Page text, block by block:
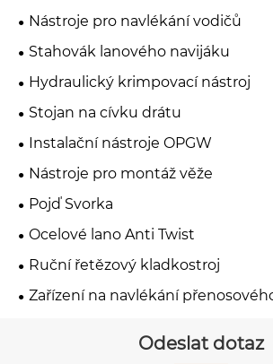
Nástroje pro navlékání vodičů
Stahovák lanového navijáku
Hydraulický krimpovací nástroj
Stojan na cívku drátu
Instalační nástroje OPGW
Nástroje pro montáž věže
Pojď Svorka
Ocelové lano Anti Twist
Ruční řetězový kladkostroj
Zařízení na navlékání
Odeslat dotaz